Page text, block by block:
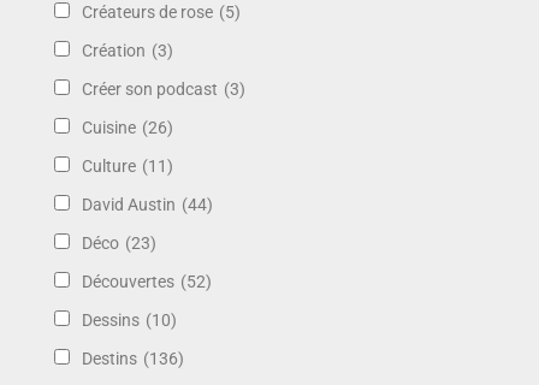
Créateurs de rose (5)
Création (3)
Créer son podcast (3)
Cuisine (26)
Culture (11)
David Austin (44)
Déco (23)
Découvertes (52)
Dessins (10)
Destins (136)